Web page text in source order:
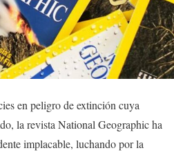
en peligro de extinción cuya
la revista National Geographic ha
implacable, luchando por la